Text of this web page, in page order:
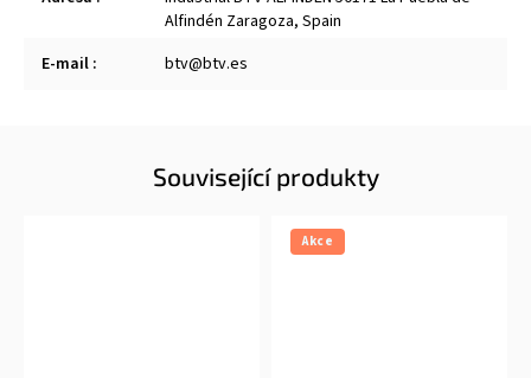
Alfindén Zaragoza, Spain
E-mail : btv@btv.es
Související produkty
Akce